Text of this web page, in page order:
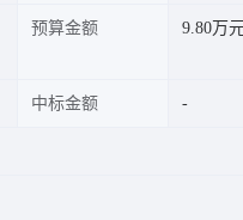
预算金额 9.80万
中标金额